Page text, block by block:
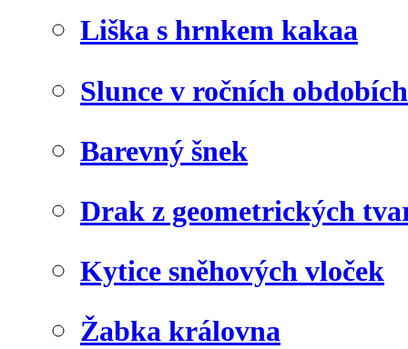
Liška s hrnkem kakaa
Slunce v ročních obdobích
Barevný šnek
Drak z geometrických
Kytice sněhových vloček
Žabka královna